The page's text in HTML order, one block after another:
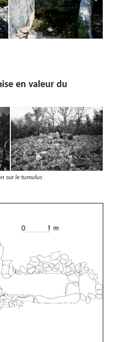
en valeur du
sur le tumulus